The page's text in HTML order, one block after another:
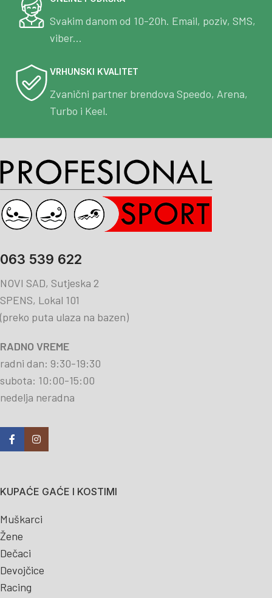
Svakim danom od 10-20h. Email, poziv, SMS,
viber...
VRHUNSKI KVALITET
Zvanični partner brendova Speedo, Arena,
Turbo i Keel.
063 539 622
NOVI SAD, Sutjeska 2
SPENS, Lokal 101
(preko puta ulaza na bazen)
RADNO VREME
radni dan: 9:30-19:30
subota: 10:00-15:00
nedelja neradna
KUPAĆE GAĆE I KOSTIMI
Muškarci
Žene
Dečaci
Devojčice
Racing